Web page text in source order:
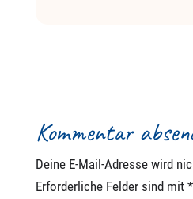
Kommentar
Deine E-Mail-Adresse wird
Erforderliche Felder sind mit *